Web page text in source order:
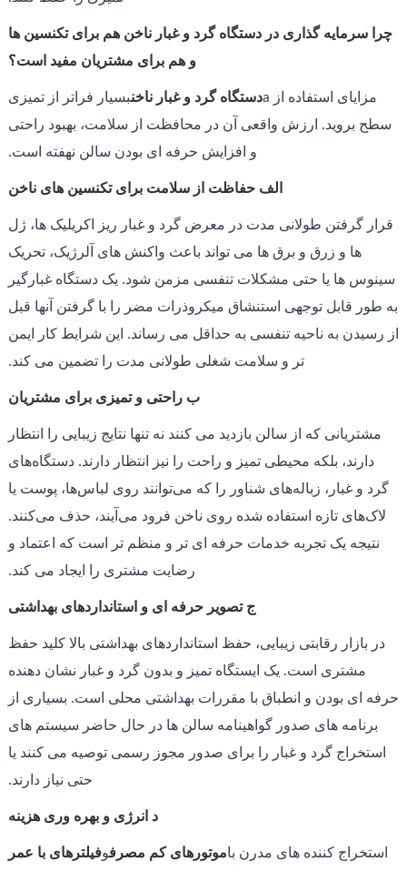
چرا سرمایه گذاری در دستگاه گرد و غبار ناخن هم برای تکنسین ها
و هم برای مشتریان مفید است؟
مزایای استفاده از a دستگاه گرد و غبار ناخنبسیار فراتر از تمیزی
سطح بروید. ارزش واقعی آن در محافظت از سلامت، بهبود راحتی
و افزایش حرفه ای بودن سالن نهفته است.
الف حفاظت از سلامت برای تکنسین های ناخن
قرار گرفتن طولانی مدت در معرض گرد و غبار ریز اکریلیک ها، ژل
ها و زرق و برق ها می تواند باعث واکنش های آلرژیک، تحریک
سینوس ها یا حتی مشکلات تنفسی مزمن شود. یک دستگاه غبارگیر
به طور قابل توجهی استنشاق میکروذرات مضر را با گرفتن آنها قبل
از رسیدن به ناحیه تنفسی به حداقل می رساند. این شرایط کار ایمن
تر و سلامت شغلی طولانی مدت را تضمین می کند.
ب راحتی و تمیزی برای مشتریان
مشتریانی که از سالن بازدید می کنند نه تنها نتایج زیبایی را انتظار
دارند، بلکه محیطی تمیز و راحت را نیز انتظار دارند. دستگاه‌های
گرد و غبار، زباله‌های شناور را که می‌توانند روی لباس‌ها، پوست یا
لاک‌های تازه استفاده شده روی ناخن فرود می‌آیند، حذف می‌کنند.
نتیجه یک تجربه خدمات حرفه ای تر و منظم تر است که اعتماد و
رضایت مشتری را ایجاد می کند.
ج تصویر حرفه ای و استانداردهای بهداشتی
در بازار رقابتی زیبایی، حفظ استانداردهای بهداشتی بالا کلید حفظ
مشتری است. یک ایستگاه تمیز و بدون گرد و غبار نشان دهنده
حرفه ای بودن و انطباق با مقررات بهداشتی محلی است. بسیاری از
برنامه های صدور گواهینامه سالن ها در حال حاضر سیستم های
استخراج گرد و غبار را برای صدور مجوز رسمی توصیه می کنند یا
حتی نیاز دارند.
د انرژی و بهره وری هزینه
استخراج کننده های مدرن باموتورهای کم مصرفوفیلترهای با عمر